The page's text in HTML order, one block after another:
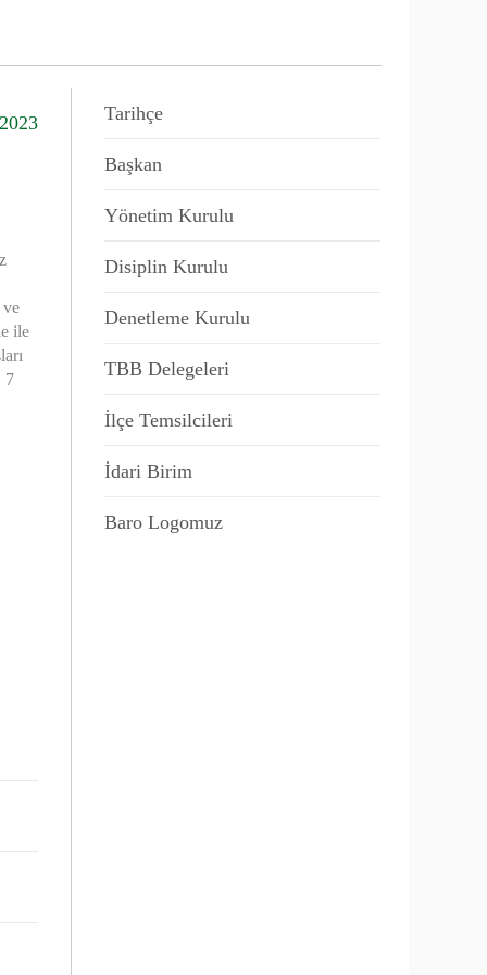
ve
ile
7
Tarihçe
Başkan
Yönetim Kurulu
Disiplin Kurulu
Denetleme Kurulu
TBB Delegeleri
İlçe Temsilcileri
İdari Birim
Baro Logomuz